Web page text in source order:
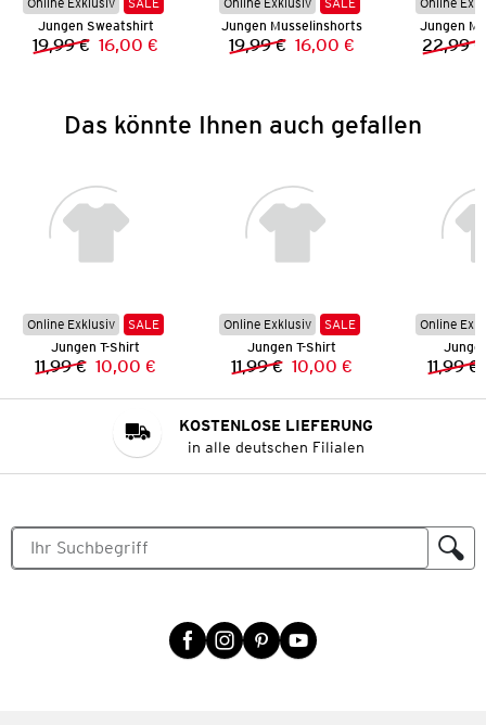
Jungen Sweatshirt
Vorheriger Preis:
19,99 € Neuer Preis:
16,00 €
Jungen Musselinshorts
Vorheriger Preis:
19,99 € Neuer Preis:
16,00 €
Jungen
22,99 €
Das könnte Ihnen auch gefallen
Online Exklusiv
SALE
Jungen T-Shirt
Vorheriger Preis:
11,99 € Neuer Preis:
10,00 €
Online Exklusiv
SALE
Jungen T-Shirt
Vorheriger Preis:
11,99 € Neuer Preis:
10,00 €
Online
11,99 €
KOSTENLOSE LIEFERUNG
in alle deutschen Filialen